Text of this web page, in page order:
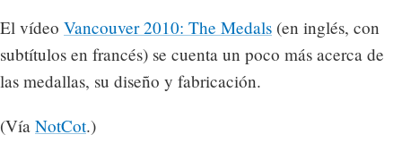
El vídeo Vancouver 2010: The Medals (en inglés, con
subtítulos en francés) se cuenta un poco más acerca de
las medallas, su diseño y fabricación.
(Vía NotCot.)